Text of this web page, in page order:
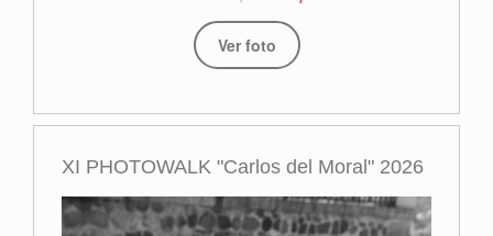
Ver foto
XI PHOTOWALK "Carlos del Moral" 2026